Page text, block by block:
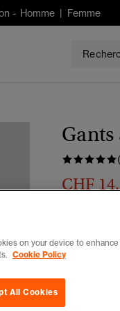
- Homme| Femme
Gants
CHF
on your device to
Cookie Policy
All Cookies